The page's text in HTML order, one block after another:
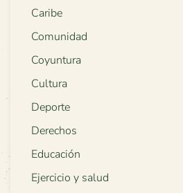
Caribe
Comunidad
Coyuntura
Cultura
Deporte
Derechos
Educación
Ejercicio y salud